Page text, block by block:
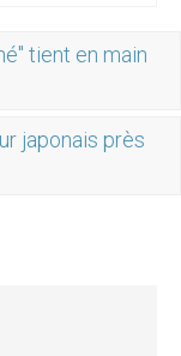
tient en main
japonais près